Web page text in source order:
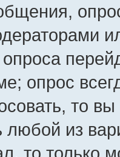
опрос
то
любой из
то только